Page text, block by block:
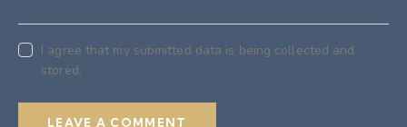
I agree that my submitted data is being collected and
stored.